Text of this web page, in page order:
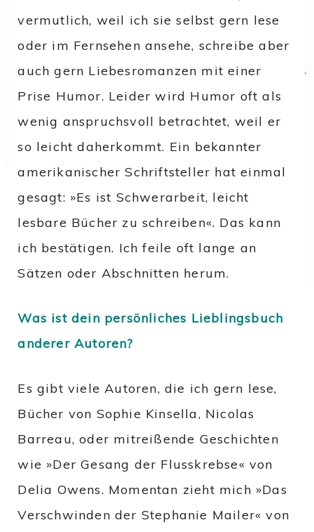
vermutlich, weil ich sie selbst gern lese
oder im Fernsehen ansehe, schreibe aber
auch gern Liebesromanzen mit einer
Prise Humor. Leider wird Humor oft als
wenig anspruchsvoll betrachtet, weil er
so leicht daherkommt. Ein bekannter
amerikanischer Schriftsteller hat einmal
gesagt: »Es ist Schwerarbeit, leicht
lesbare Bücher zu schreiben«. Das kann
ich bestätigen. Ich feile oft lange an
Sätzen oder Abschnitten herum.
Was ist dein persönliches Lieblingsbuch
anderer Autoren?
Es gibt viele Autoren, die ich gern lese,
Bücher von Sophie Kinsella, Nicolas
Barreau, oder mitreißende Geschichten
wie »Der Gesang der Flusskrebse« von
Delia Owens. Momentan zieht mich »Das
Verschwinden der Stephanie Mailer« von